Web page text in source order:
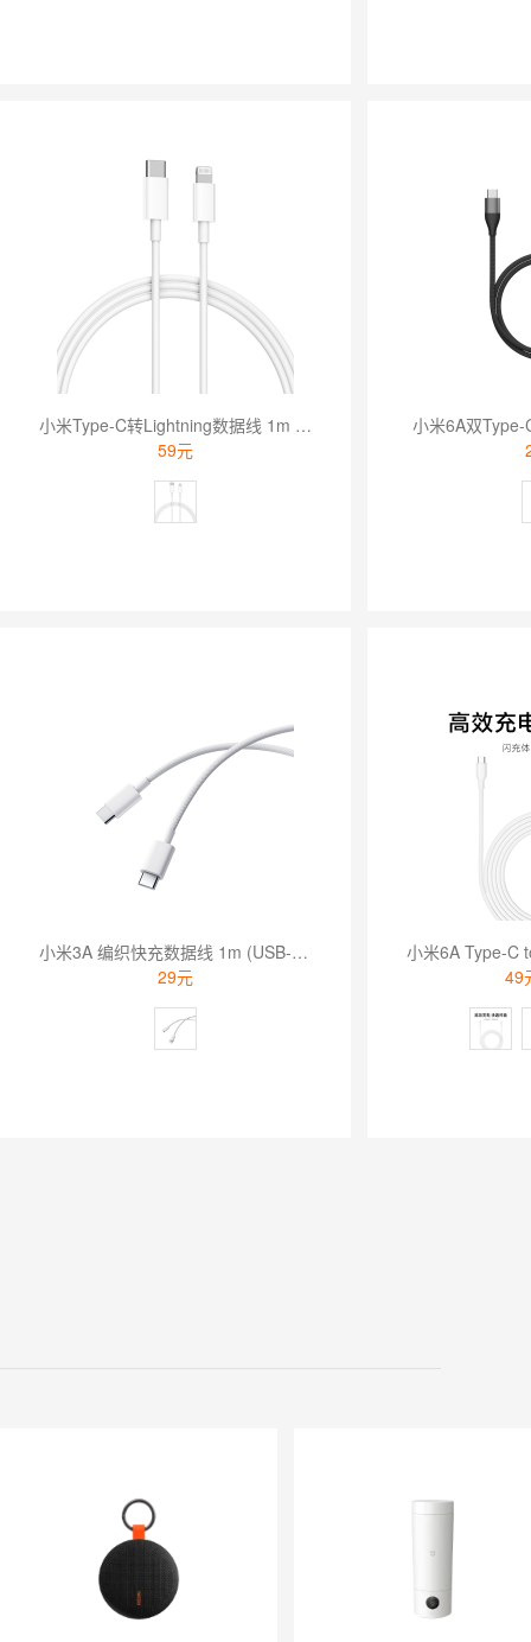
小米Type-C转Lightning数据线 1m 白色
59元
小米6A双
小米3A 编织快充数据线 1m (USB-C to USB-C) 小米白+小米灰
29元
49